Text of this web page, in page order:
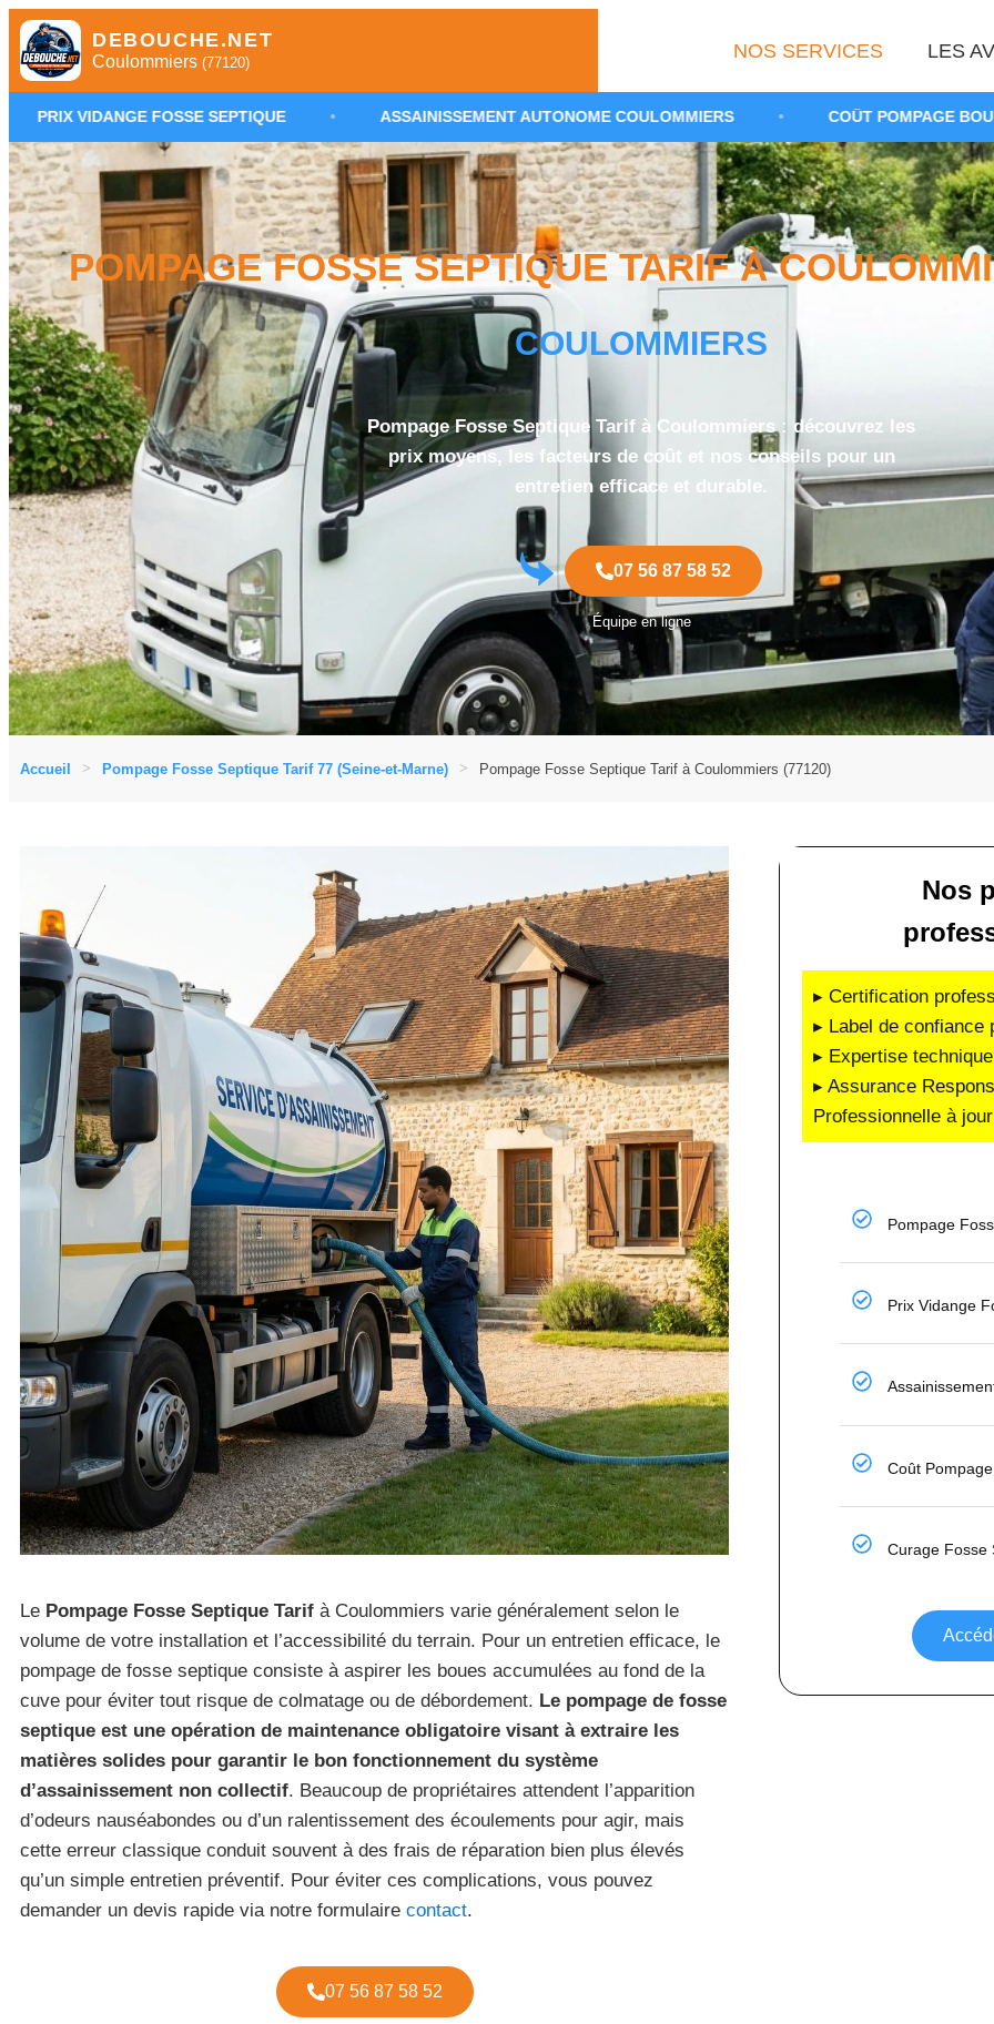
DEBOUCHE.NET
Coulommiers (77120)
NOS SERVICES LES
FOSSE SEPTIQUE • ASSAINISSEMENT AUTONOME COULOMMIERS • COÛT POMPAGE BOUES DE FOSSE
POMPAGE FOSSE SEPTIQUE TARIF À
COULOMMIERS
Pompage Fosse Septique Tarif à Coulommiers : découvrez les
prix moyens, les facteurs de coût et nos conseils pour un
entretien efficace et durable.
07 56 87 58 52
Équipe en ligne
Accueil Pompage Fosse Septique Tarif 77 (Seine-et-Marne) Pompage Fosse Septique Tarif à Coulommiers (77120)
Le Pompage Fosse Septique Tarif à Coulommiers varie généralement selon le
volume de votre installation et l’accessibilité du terrain. Pour un entretien efficace, le
pompage de fosse septique consiste à aspirer les boues accumulées au fond de la
cuve pour éviter tout risque de colmatage ou de débordement. Le pompage de fosse
septique est une opération de maintenance obligatoire visant à extraire les
matières solides pour garantir le bon fonctionnement du système
d’assainissement non collectif. Beaucoup de propriétaires attendent l’apparition
d’odeurs nauséabondes ou d’un ralentissement des écoulements pour agir, mais
cette erreur classique conduit souvent à des frais de réparation bien plus élevés
qu’un simple entretien préventif. Pour éviter ces complications, vous pouvez
demander un devis rapide via notre formulaire contact.
07 56 87 58 52
Nos
▸ Certification
▸ Label de confiance
▸ Expertise
▸ Assurance
Professionnelle à jour
Pompage
Prix Vidange
Coût
Curage Fosse